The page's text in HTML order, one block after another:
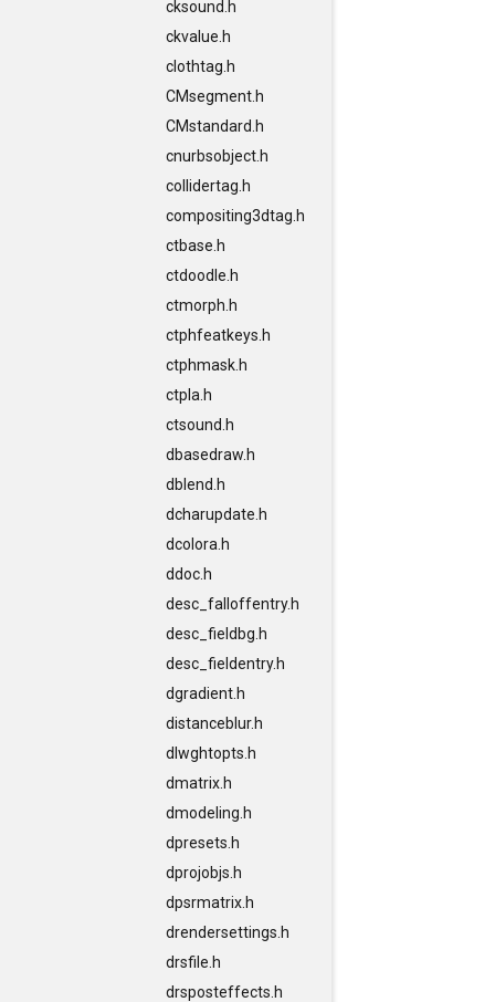
cksound.h
ckvalue.h
clothtag.h
CMsegment.h
CMstandard.h
cnurbsobject.h
collidertag.h
compositing3dtag.h
ctbase.h
ctdoodle.h
ctmorph.h
ctphfeatkeys.h
ctphmask.h
ctpla.h
ctsound.h
dbasedraw.h
dblend.h
dcharupdate.h
dcolora.h
ddoc.h
desc_falloffentry.h
desc_fieldbg.h
desc_fieldentry.h
dgradient.h
distanceblur.h
dlwghtopts.h
dmatrix.h
dmodeling.h
dpresets.h
dprojobjs.h
dpsrmatrix.h
drendersettings.h
drsfile.h
drsposteffects.h